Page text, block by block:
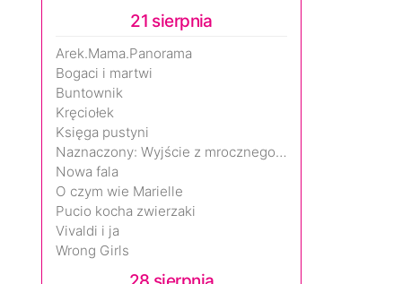
21 sierpnia
Arek.Mama.Panorama
Bogaci i martwi
Buntownik
Kręciołek
Księga pustyni
Naznaczony: Wyjście z mrocznego wymiaru
Nowa fala
O czym wie Marielle
Pucio kocha zwierzaki
Vivaldi i ja
Wrong Girls